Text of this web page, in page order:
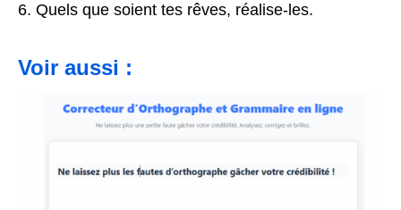
Quels que soient tes rêves, réalise-les.
Voir aussi :